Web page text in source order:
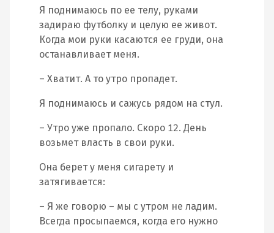
Я поднимаюсь по ее телу, руками
задираю футболку и целую ее живот.
Когда мои руки касаются ее груди, она
останавливает меня.
– Хватит. А то утро пропадет.
Я поднимаюсь и сажусь рядом на стул.
– Утро уже пропало. Скоро 12. День
возьмет власть в свои руки.
Она берет у меня сигарету и
затягивается:
– Я же говорю – мы с утром не ладим.
Всегда просыпаемся, когда его нужно